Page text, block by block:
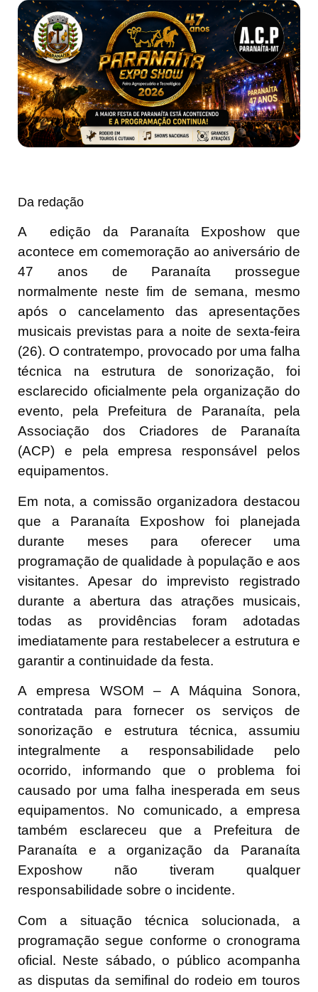
Da redação
A edição da Paranaíta Exposhow que
acontece em comemoração ao aniversário de
47 anos de Paranaíta prossegue
normalmente neste fim de semana, mesmo
após o cancelamento das apresentações
musicais previstas para a noite de sexta-feira
(26). O contratempo, provocado por uma falha
técnica na estrutura de sonorização, foi
esclarecido oficialmente pela organização do
evento, pela Prefeitura de Paranaíta, pela
Associação dos Criadores de Paranaíta
(ACP) e pela empresa responsável pelos
equipamentos.
Em nota, a comissão organizadora destacou
que a Paranaíta Exposhow foi planejada
durante meses para oferecer uma
programação de qualidade à população e aos
visitantes. Apesar do imprevisto registrado
durante a abertura das atrações musicais,
todas as providências foram adotadas
imediatamente para restabelecer a estrutura e
garantir a continuidade da festa.
A empresa WSOM – A Máquina Sonora,
contratada para fornecer os serviços de
sonorização e estrutura técnica, assumiu
integralmente a responsabilidade pelo
ocorrido, informando que o problema foi
causado por uma falha inesperada em seus
equipamentos. No comunicado, a empresa
também esclareceu que a Prefeitura de
Paranaíta e a organização da Paranaíta
Exposhow não tiveram qualquer
responsabilidade sobre o incidente.
Com a situação técnica solucionada, a
programação segue conforme o cronograma
oficial. Neste sábado, o público acompanha
as disputas da semifinal do rodeio em touros